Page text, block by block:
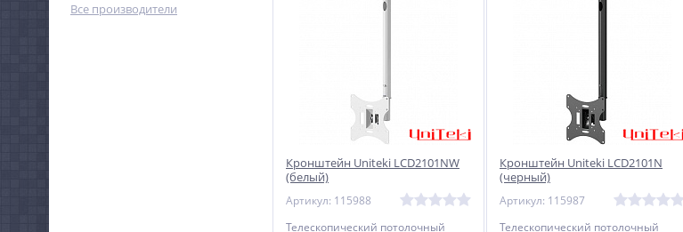
Все производители
Кронштейн Uniteki LCD2101NW
(белый)
Артикул: 115988
Телескопический потолочный
Кронштейн Uniteki LCD2101N
(черный)
Артикул: 115987
Телескопический потолочный